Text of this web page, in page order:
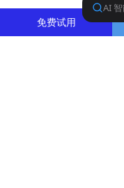
免费试用